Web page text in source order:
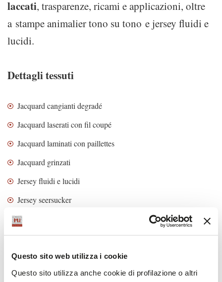
Questo sito web utilizza i cookie
Questo sito utilizza anche cookie di profilazione o altri
laccati, trasparenze, ricami e applicazioni, oltre
a stampe animalier tono su tono e jersey fluidi e
lucidi.
Dettagli tessuti
Jacquard cangianti degradé
Jacquard laserati con fil coupé
Jacquard laminati con paillettes
Jacquard grinzati
Jersey fluidi e lucidi
Jersey seersucker
Twill shiny con trattamenti stone washing
Tessuti tecnici gessati
Tessuti broccati lamé
Tessuti animalier tono su tono